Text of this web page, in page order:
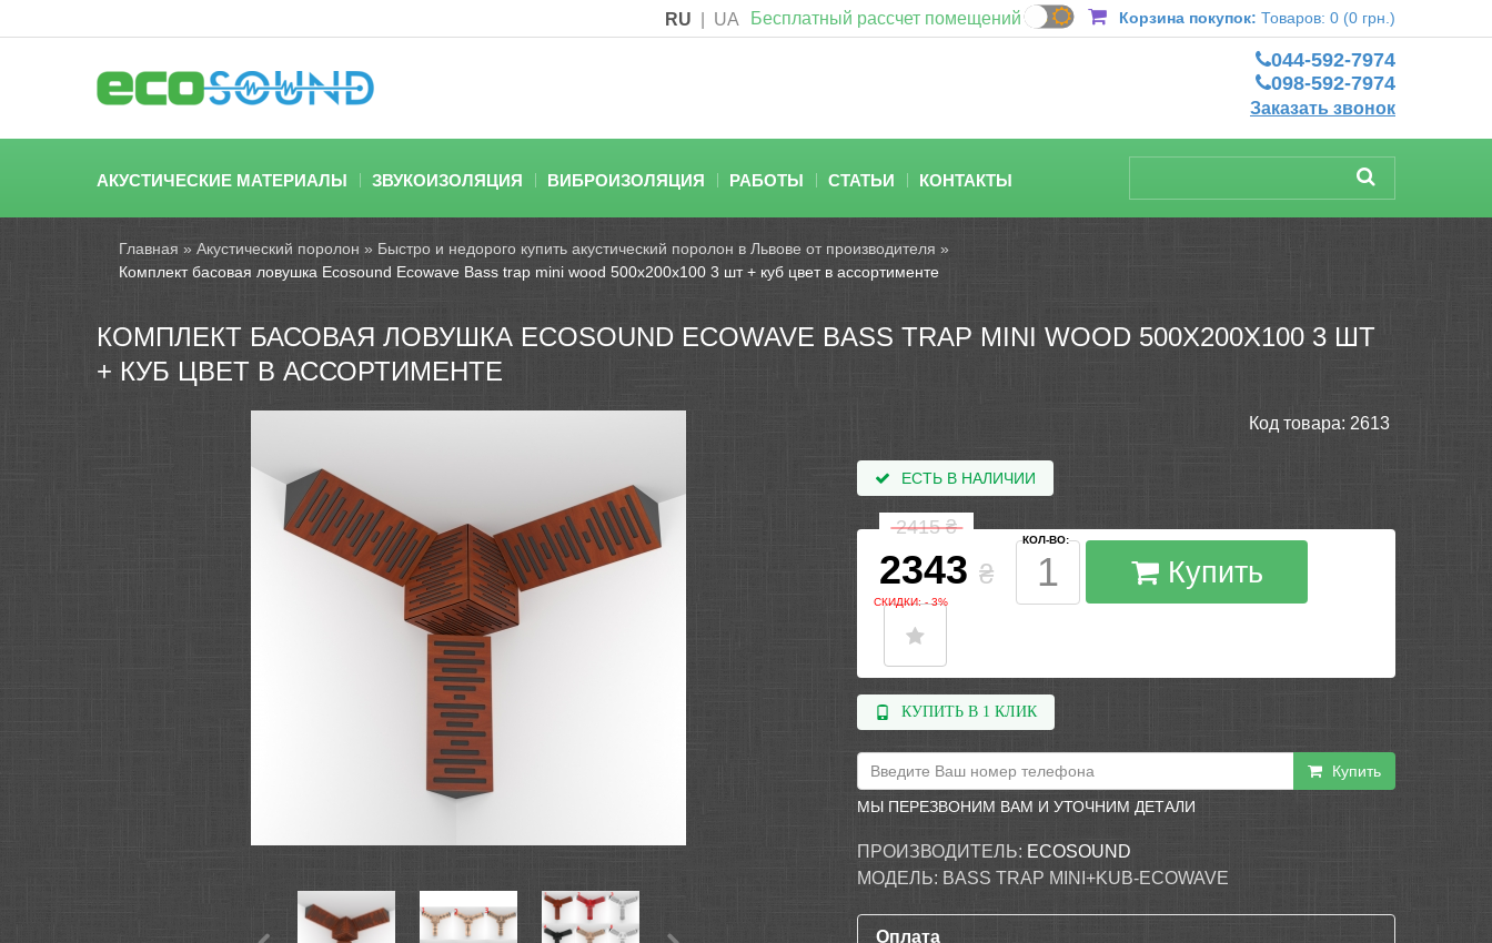
RU UA Бесплатный рассчет помещений Корзина покупок: Товаров: 0 (0 грн.)
044-592-7974
098-592-7974
Заказать звонок
АКУСТИЧЕСКИЕ МАТЕРИАЛЫ ЗВУКОИЗОЛЯЦИЯ ВИБРОИЗОЛЯЦИЯ РАБОТЫ СТАТЬИ КОНТАКТЫ
Главная » Акустический поролон » Быстро и недорого купить акустический поролон в Львове от производителя »
Комплект басовая ловушка Ecosound Ecowave Bass trap mini wood 500x200x100 3 шт + куб цвет в ассортименте
КОМПЛЕКТ БАСОВАЯ ЛОВУШКА ECOSOUND ECOWAVE BASS TRAP MINI WOOD 500X200X100 3 ШТ
+ КУБ ЦВЕТ В АССОРТИМЕНТЕ
Код товара: 2613
ЕСТЬ В НАЛИЧИИ
2415₴
2343 ₴
СКИДКИ: - 3%
КОЛ-ВО:
Купить
КУПИТЬ В 1 КЛИК
Купить
МЫ ПЕРЕЗВОНИМ ВАМ И УТОЧНИМ ДЕТАЛИ
ПРОИЗВОДИТЕЛЬ: ECOSOUND
МОДЕЛЬ: BASS TRAP MINI+KUB-ECOWAVE
Оплата